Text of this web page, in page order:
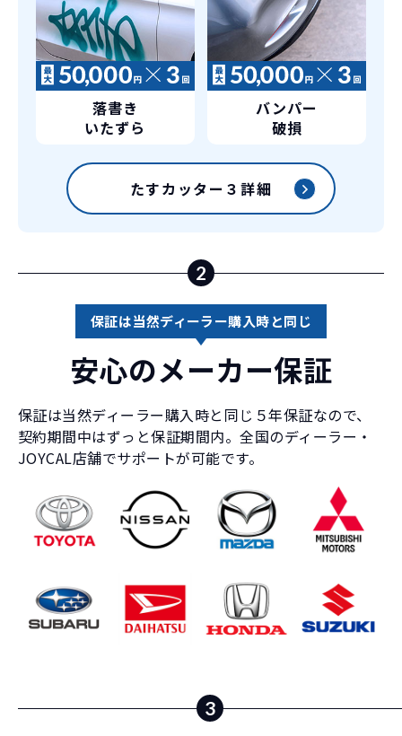
落書き
いたずら
バンパー
破損
たすカッター３詳細
2
保証は当然ディーラー購入時と同じ
安心のメーカー保証
保証は当然ディーラー購入時と同じ５年保証なので、
契約期間中はずっと保証期間内。全国のディーラー・
JOYCAL店舗でサポートが可能です。
3